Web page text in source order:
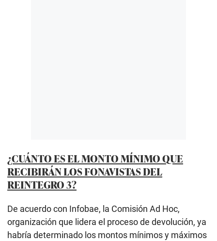
¿CUÁNTO ES EL MONTO MÍNIMO QUE
RECIBIRÁN LOS FONAVISTAS DEL
REINTEGRO 3?
De acuerdo con Infobae, la Comisión Ad Hoc,
organización que lidera el proceso de devolución, ya
habría determinado los montos mínimos y máximos